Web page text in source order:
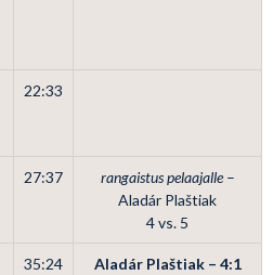
22:33
27:37 rangaistus pelaajalle–
Aladár Plaštiak
4 vs. 5
35:24 Aladár Plaštiak – 4:1